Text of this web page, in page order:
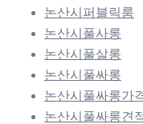
논산시퍼블릭룸
논산시풀사롱
논산시풀살롱
논산시풀싸롱
논산시풀싸롱가
논산시풀싸롱견